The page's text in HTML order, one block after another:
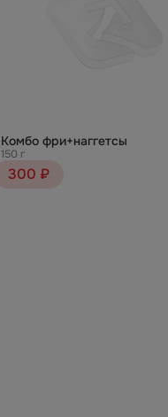
Комбо фри+наггетсы
150 г
300 ₽